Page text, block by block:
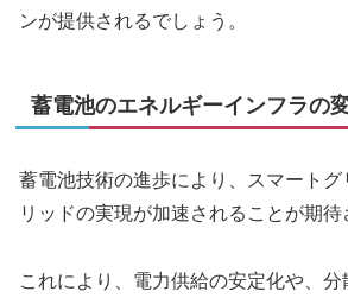
ンが提供されるでしょう。
蓄電池のエネルギーインフラの
蓄電池技術の進歩により、スマート
リッドの実現が加速されることが期待
これにより、電力供給の安定化や、